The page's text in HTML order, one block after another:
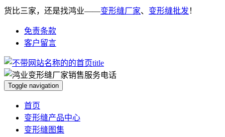
货比三家，还是找鸿业——变形缝厂家、 变形缝批发 ！
免责条款
客户留言
Toggle navigation
首页
变形缝产品中心
变形缝图集